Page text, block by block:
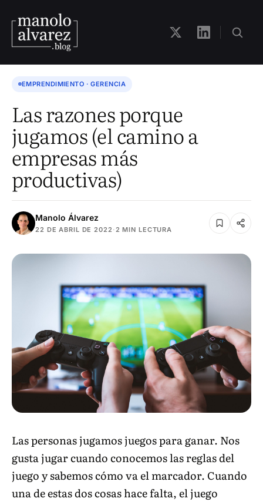
EMPRENDIMIENTO · GERENCIA
Las razones porque
jugamos (el camino a
empresas más
productivas)
Manolo Álvarez
22 DE ABRIL DE 2022 · 2 MIN LECTURA
Las personas jugamos juegos para ganar. Nos
gusta jugar cuando conocemos las reglas del
juego y sabemos cómo va el marcador. Cuando
una de estas dos cosas hace falta, el juego